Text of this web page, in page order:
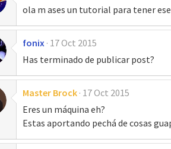
ola m ases un tutorial para tener
fonix 17 Oct 2015
Has terminado de publicar post?
Master Brock 17 Oct 2015
Eres un máquina eh?
Estas aportando pechá de cosas